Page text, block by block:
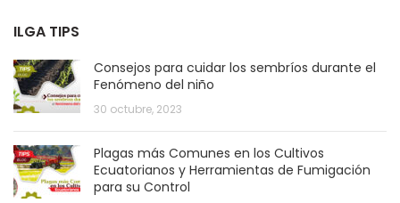
ILGA TIPS
Consejos para cuidar los sembríos durante el
Fenómeno del niño
30 octubre, 2023
Plagas más Comunes en los Cultivos
Ecuatorianos y Herramientas de Fumigación
para su Control